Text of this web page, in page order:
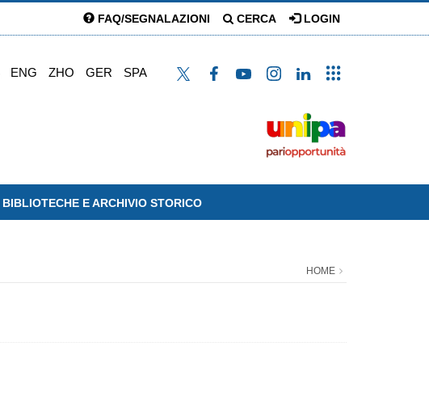
FAQ/SEGNALAZIONI CERCA LOGIN
ENG ZHO GER SPA
BIBLIOTECHE E ARCHIVIO STORICO
HOME